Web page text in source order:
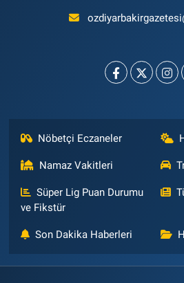
Nöbetçi Eczaneler
Namaz Vakitleri
Süper Lig Puan Durumu
ve Fikstür
Son Dakika Haberleri